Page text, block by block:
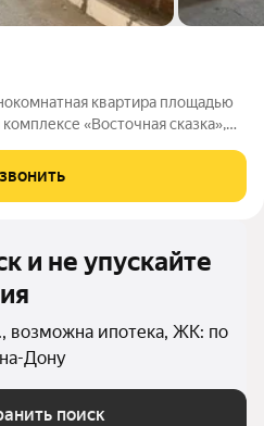
квартира площадью
«Восточная сказка»,
монолитного дома, который уже
и не упускайте
возможна ипотека, ЖК: по
Дону
поиск